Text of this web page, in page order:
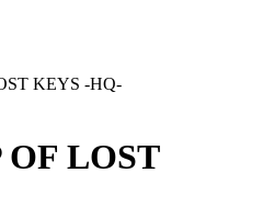
KEYS -HQ-
LOST